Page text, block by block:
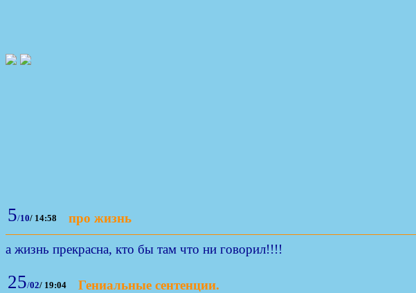
5/10/ 14:58 про жизнь
а жизнь прекрасна, кто бы там что ни говорил!!!!
25/02/ 19:04 Гениальные сентенции.